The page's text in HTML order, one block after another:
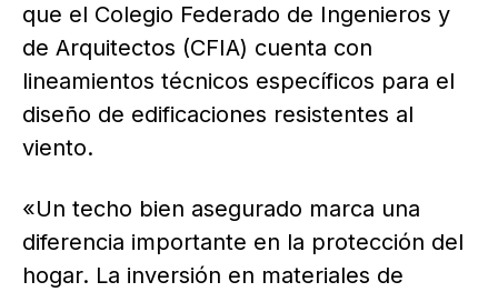
que el Colegio Federado de Ingenieros y
de Arquitectos (CFIA) cuenta con
lineamientos técnicos específicos para el
diseño de edificaciones resistentes al
viento.
«Un techo bien asegurado marca una
diferencia importante en la protección del
hogar. La inversión en materiales de